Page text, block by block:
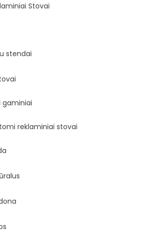
Stovai
stendai
gaminiai
reklaminiai stovai